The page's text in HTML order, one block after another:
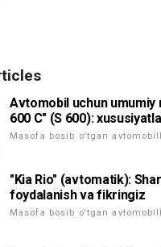
Avtomobil uchun
600 C" (S 600):
Masofa bosib o'tgan
"Kia Rio" (avtomatik):
foydalanish va fikringiz
Masofa bosib o'tgan